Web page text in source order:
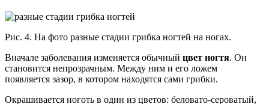
Рис. 4. На фото разные стадии грибка ногтей на ногах.
Вначале заболевания изменяется обычный цвет ногтя. Он
становится непрозрачным. Между ним и его ложем
появляется зазор, в котором находятся сами грибки.
Окрашивается ноготь в один из цветов: беловато-сероватый,